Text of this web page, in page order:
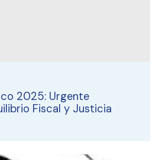
2025: Urgente
Fiscal y Justicia